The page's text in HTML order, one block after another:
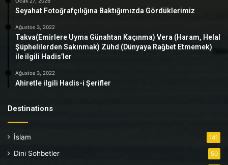
Seyahat Fotoğrafçılığına Baktığımızda Gördüklerimiz
Ağustos 3, 2022
Takva(Emirlere Uyma Günahtan Kaçınma) Vera (Haram, Helal
Şüphelilerden Sakınmak) Zühd (Dünyaya Rağbet Etmemek)
ile ilgili Hadis’ler
Ağustos 3, 2022
Ahiretle ilgili Hadis-i Şerifler
Destinations
İslam 141
Dini Sohbetler 50